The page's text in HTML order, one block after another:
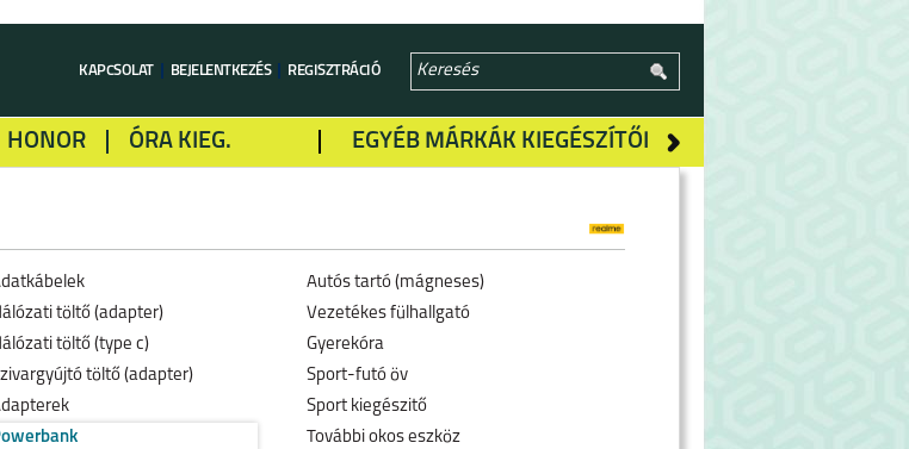
KAPCSOLAT BEJELENTKEZÉS REGISZTRÁCIÓ
EGYÉB MÁRKÁK KIEGÉSZÍTŐI
HONOR ÓRA KIEG.
töltő (adapter)
töltő (type c)
töltő (adapter)
Autós tartó (mágneses)
Vezetékes fülhallgató
Gyerekóra
Sport-futó öv
Sport kiegészitő
További okos eszköz